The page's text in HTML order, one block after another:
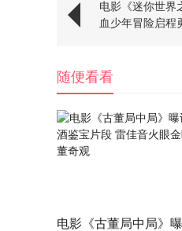
电影《迷你世界
血少年冒险启程
随便看看
电影《古董局中局》